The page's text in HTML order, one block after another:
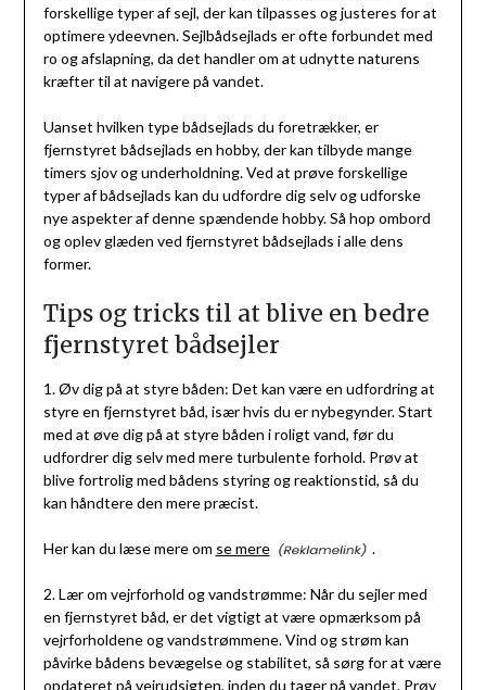
forskellige typer af sejl, der kan tilpasses og justeres for at
optimere ydeevnen. Sejlbådsejlads er ofte forbundet med
ro og afslapning, da det handler om at udnytte naturens
kræfter til at navigere på vandet.
Uanset hvilken type bådsejlads du foretrækker, er
fjernstyret bådsejlads en hobby, der kan tilbyde mange
timers sjov og underholdning. Ved at prøve forskellige
typer af bådsejlads kan du udfordre dig selv og udforske
nye aspekter af denne spændende hobby. Så hop ombord
og oplev glæden ved fjernstyret bådsejlads i alle dens
former.
Tips og tricks til at blive en bedre
fjernstyret bådsejler
1. Øv dig på at styre båden: Det kan være en udfordring at
styre en fjernstyret båd, især hvis du er nybegynder. Start
med at øve dig på at styre båden i roligt vand, før du
udfordrer dig selv med mere turbulente forhold. Prøv at
blive fortrolig med bådens styring og reaktionstid, så du
kan håndtere den mere præcist.
Her kan du læse mere om se mere .
2. Lær om vejrforhold og vandstrømme: Når du sejler med
en fjernstyret båd, er det vigtigt at være opmærksom på
vejrforholdene og vandstrømmene. Vind og strøm kan
påvirke bådens bevægelse og stabilitet, så sørg for at være
opdateret på vejrudsigten, inden du tager på vandet. Prøv